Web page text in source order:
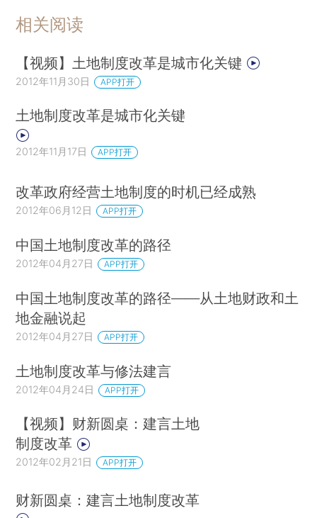
相关阅读
【视频】土地制度改革是城市化关键
2012年11月30日 APP打开
土地制度改革是城市化关键
2012年11月17日 APP打开
改革政府经营土地制度的时机已经成熟
2012年06月12日 APP打开
中国土地制度改革的路径
2012年04月27日 APP打开
中国土地制度改革的路径——从土地财政和土
地金融说起
2012年04月27日 APP打开
土地制度改革与修法建言
2012年04月24日 APP打开
【视频】财新圆桌：建言土地
制度改革
2012年02月21日 APP打开
财新圆桌：建言土地制度改革